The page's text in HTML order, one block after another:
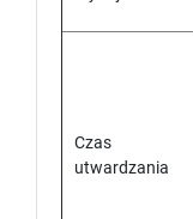
Czas
utwardzania